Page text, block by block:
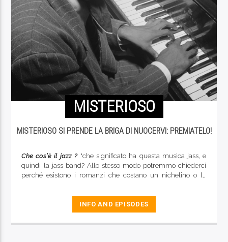
MISTERIOSO
MISTERIOSO SI PRENDE LA BRIGA DI NUOCERVI: PREMIATELO!
Che cos'è il jazz ?"che significato ha questa musica jass, e
quindi la jass band? Allo stesso modo potremmo chiederci
perché esistono i romanzi che costano un nichelino o le
ancora fatto un bagno nella civiltà. Si potrebbe anche dire
che è un racconto indecente, sincopato e suonato in
contrappunto...."Si', ma ancora non capisco. In sintesi, che
INFO AND EPISODES